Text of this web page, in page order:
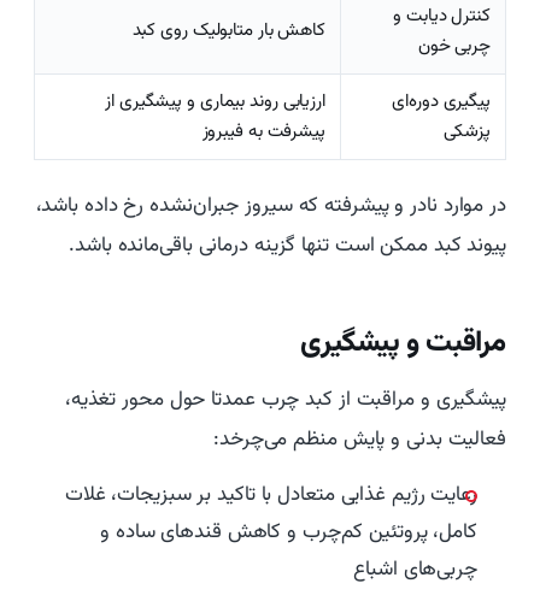
کنترل دیابت و
چربی خون
کاهش بار متابولیک روی کبد
پیگیری دوره‌ای
پزشکی
ارزیابی روند بیماری و پیشگیری از
پیشرفت به فیبروز
در موارد نادر و پیشرفته که سیروز جبران‌نشده رخ داده باشد،
پیوند کبد ممکن است تنها گزینه درمانی باقی‌مانده باشد.
مراقبت و پیشگیری
پیشگیری و مراقبت از کبد چرب عمدتا حول محور تغذیه،
فعالیت بدنی و پایش منظم می‌چرخد:
رعایت رژیم غذایی متعادل با تاکید بر سبزیجات، غلات
کامل، پروتئین کم‌چرب و کاهش قندهای ساده و
چربی‌های اشباع